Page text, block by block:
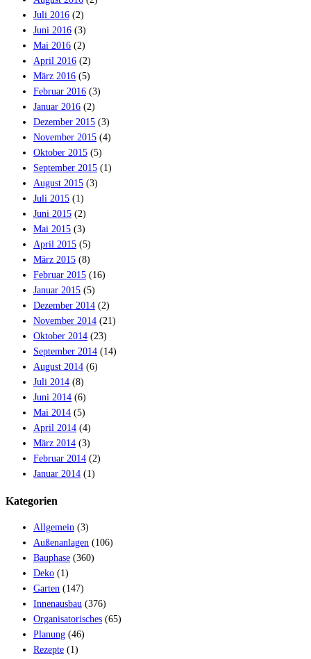
Juli 2016 (2)
Juni 2016 (3)
Mai 2016 (2)
April 2016 (2)
März 2016 (5)
Februar 2016 (3)
Januar 2016 (2)
Dezember 2015 (3)
November 2015 (4)
Oktober 2015 (5)
September 2015 (1)
August 2015 (3)
Juli 2015 (1)
Juni 2015 (2)
Mai 2015 (3)
April 2015 (5)
März 2015 (8)
Februar 2015 (16)
Januar 2015 (5)
Dezember 2014 (2)
November 2014 (21)
Oktober 2014 (23)
September 2014 (14)
August 2014 (6)
Juli 2014 (8)
Juni 2014 (6)
Mai 2014 (5)
April 2014 (4)
März 2014 (3)
Februar 2014 (2)
Januar 2014 (1)
Kategorien
Allgemein (3)
Außenanlagen (106)
Bauphase (360)
Deko (1)
Garten (147)
Innenausbau (376)
Organisatorisches (65)
Planung (46)
Rezepte (1)